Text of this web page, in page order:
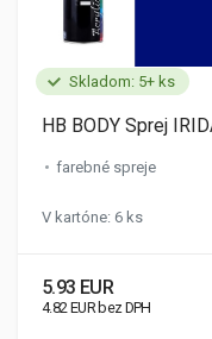
Skladom: 5+ ks
HB BODY Sprej
farebné spreje
V kartóne: 6 ks
5.93 EUR
4.82 EUR bez DPH